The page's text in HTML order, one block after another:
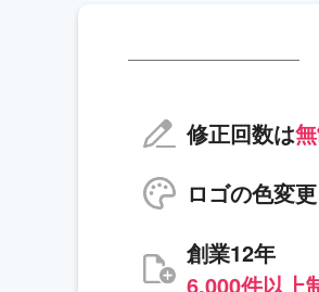
修正回数は
ロゴの色変
創業12年
6,000件以上